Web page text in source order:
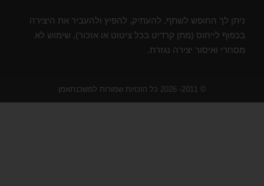
ניתן לך החופש לשתף, להעתיק, להפיץ ולהעביר את היצירה
בכפוף לייחוס (מתן קרדיט בכל ציטוט או אזכור), שימוש לא
מסחרי ואיסור יצירה נגזרת.
© 2011- 2026 כל הזכויות שמורות למשכנתאמן